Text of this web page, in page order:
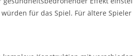
für das Spiel. Für ältere